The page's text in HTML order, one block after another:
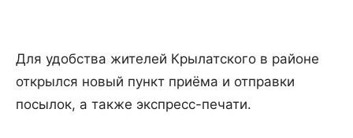
Для удобства жителей Крылатского в районе
открылся новый пункт приёма и отправки
посылок, а также экспресс-печати.